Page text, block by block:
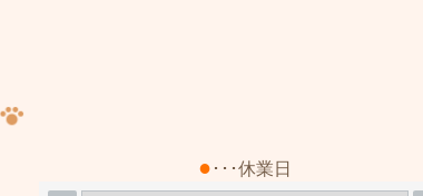
● ･･･休業日